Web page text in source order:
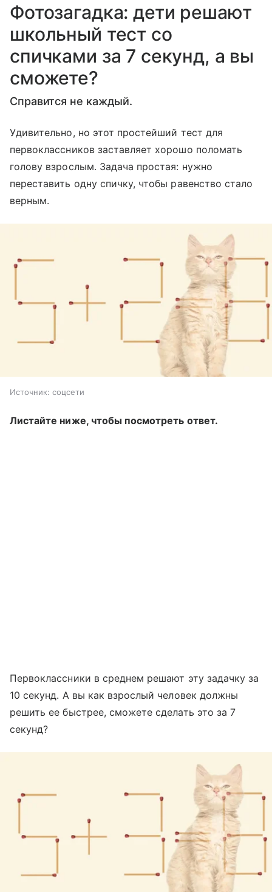
Фотозагадка: дети решают
школьный тест со
спичками за 7 секунд, а вы
сможете?
Справится не каждый.
Удивительно, но этот простейший тест для
первоклассников заставляет хорошо поломать
голову взрослым. Задача простая: нужно
переставить одну спичку, чтобы равенство стало
верным.
Источник: соцсети
Листайте ниже, чтобы посмотреть ответ.
Первоклассники в среднем решают эту задачку за
10 секунд. А вы как взрослый человек должны
решить ее быстрее, сможете сделать это за 7
секунд?